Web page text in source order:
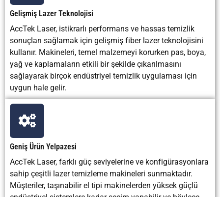
seviyesi
bağlı olarak
nispeten
düşük ila orta
düzeyde.
En İyi
Uygulama
Senaryoları
Hassas pas
sökme ve
temizlik
Yoğun pas, kireç,
eski kaplamanın
Ana Sınırlama
Daha yüksek
Toz, aşındırıcı
Gelişmiş Lazer Teknolojisi
AccTek Laser, istikrarlı performans ve hassas temizlik
sonuçları sağlamak için gelişmiş fiber lazer teknolojisini
kullanır. Makineleri, temel malzemeyi korurken pas, boya,
yağ ve kaplamaların etkili bir şekilde çıkarılmasını
sağlayarak birçok endüstriyel temizlik uygulaması için
uygun hale gelir.
Geniş Ürün Yelpazesi
AccTek Laser, farklı güç seviyelerine ve konfigürasyonlara
sahip çeşitli lazer temizleme makineleri sunmaktadır.
Müşteriler, taşınabilir el tipi makinelerden yüksek güçlü